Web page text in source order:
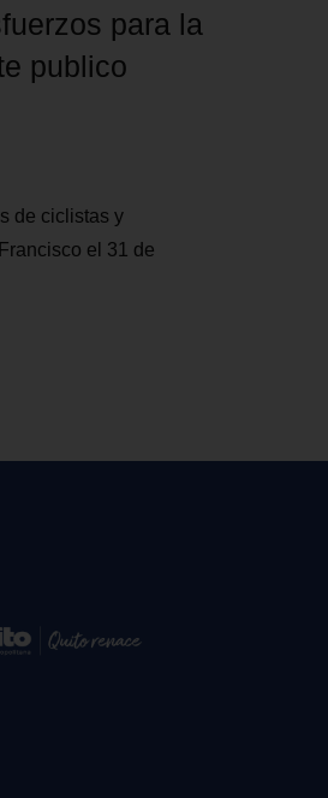
para la
publico
de ciclistas y
el 31 de